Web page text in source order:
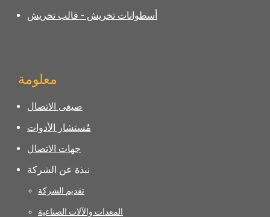
أسطوانات تخريش - قالب تخريش
معلومة
صيغى الاتصال
مٌستشار الأدوات
جهات الاتصال
نبذة عن الشركة
تقديم الشركة
المعدات والآلات الصناعية